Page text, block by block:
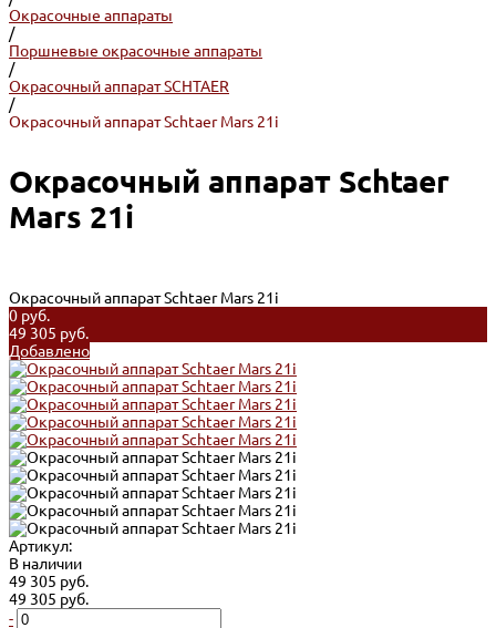
Окрасочные аппараты
/
Поршневые окрасочные аппараты
/
Окрасочный аппарат SCHTAER
/
Окрасочный аппарат Schtaer Mars 21i
Окрасочный аппарат Schtaer
Mars 21i
Окрасочный аппарат Schtaer Mars 21i
0 руб.
49 305 руб.
Добавлено
Артикул:
В наличии
49 305 руб.
49 305 руб.
-